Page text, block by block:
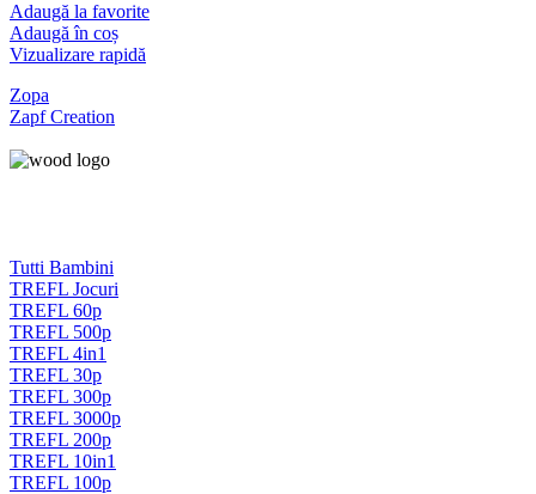
Adaugă la favorite
Adaugă în coș
Vizualizare rapidă
Zopa
Zapf Creation
Tutti Bambini
TREFL Jocuri
TREFL 60p
TREFL 500p
TREFL 4in1
TREFL 30p
TREFL 300p
TREFL 3000p
TREFL 200p
TREFL 10in1
TREFL 100p